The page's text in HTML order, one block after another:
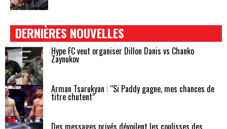
DERNIÈRES NOUVELLES
Hype FC veut organiser Dillon Danis vs Chanko
Zaynukov
Arman Tsarukyan : “Si Paddy gagne, mes chances de
titre chutent”
Des messages privés dévoilent les coulisses des